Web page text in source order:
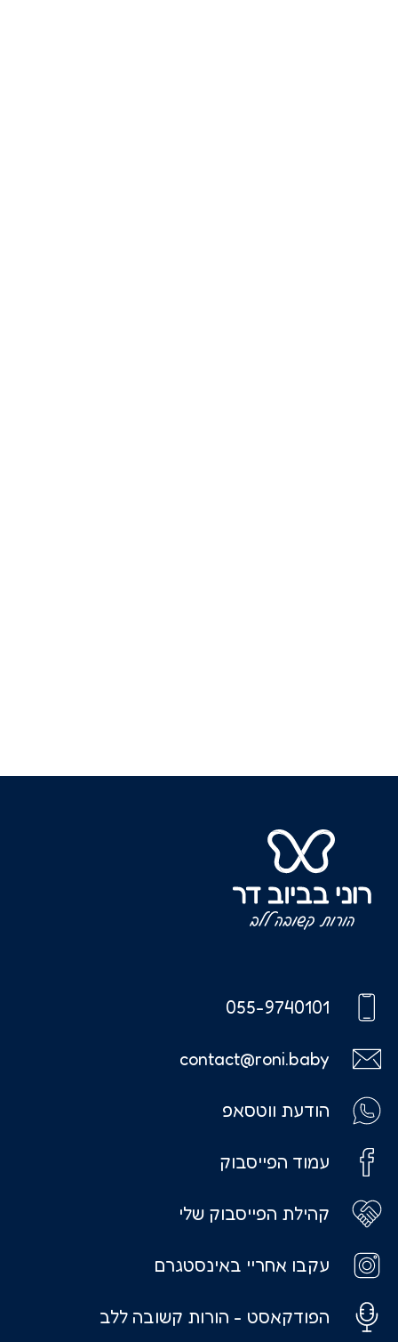
055-9740101
contact@roni.baby
הודעת ווטסאפ
עמוד הפייסבוק
קהילת הפייסבוק שלי
עקבו אחריי באינסטגרם
הפודקאסט - הורות קשובה ללב